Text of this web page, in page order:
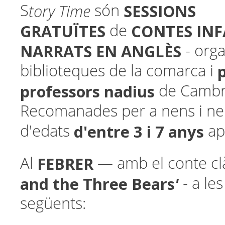
Story Time són SESSIONS
GRATUÏTES de CONTES
NARRATS EN ANGLÈS -
biblioteques de la comarca i
professors nadius de
Recomanades per a nens i
d'edats d'entre 3 i 7 anys
Al FEBRER — amb el conte
and the Three Bears' - a
següents: